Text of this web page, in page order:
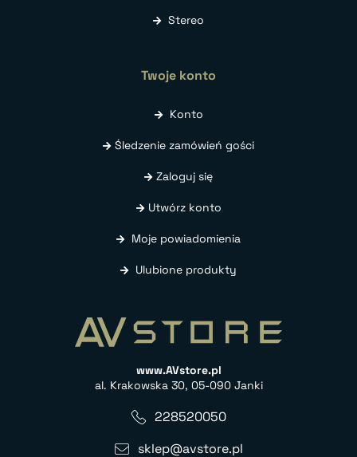
Stereo
Twoje konto
Konto
Śledzenie zamówień gości
Zaloguj się
Utwórz konto
Moje powiadomienia
Ulubione produkty
www.AVstore.pl
al. Krakowska 30, 05-090 Janki
228520050
sklep@avstore.pl